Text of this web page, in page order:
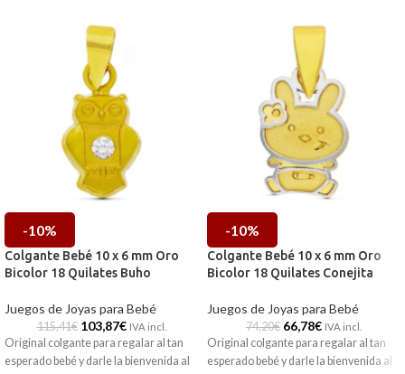
-10%
Colgante Bebé 10 x 6 mm Oro
Bicolor 18 Quilates Buho
Juegos de Joyas para Bebé
115,41€ 103,87€ IVA incl.
Original colgante para regalar al tan
esperado bebé y darle la bienvenida al
-10%
Colgante Bebé 10 x 6 mm Oro
Bicolor 18 Quilates Conejita
Juegos de Joyas para Bebé
74,20€ 66,78€ IVA incl.
Original colgante para regalar al tan
esperado bebé y darle la bienvenida al